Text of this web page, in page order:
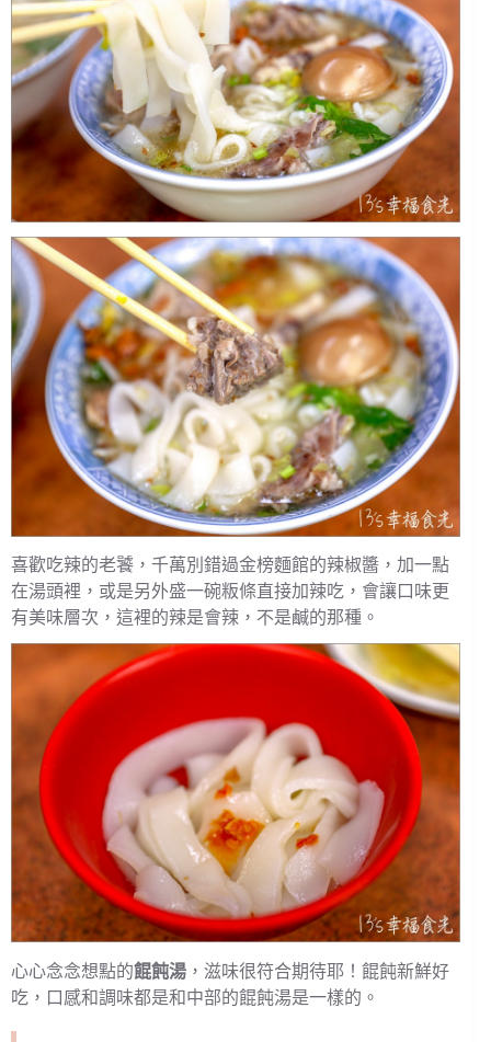
喜歡吃辣的老饕，千萬別錯過金榜麵館的辣椒醬，加一點
在湯頭裡，或是另外盛一碗粄條直接加辣吃，會讓口味更
有美味層次，這裡的辣是會辣，不是鹹的那種。
心心念念想點的餛飩湯 ，滋味很符合期待耶！餛飩新鮮好
吃，口感和調味都是和中部的餛飩湯是一樣的。